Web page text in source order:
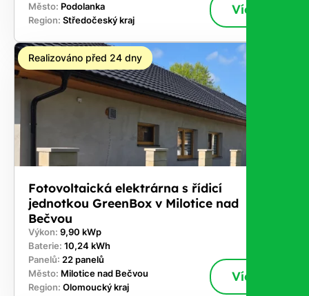
Město: Podolanka
Region: Středočeský kraj
Více
Realizováno před 24 dny
Fotovoltaická elektrárna s řídicí
jednotkou GreenBox v Milotice nad
Bečvou
Výkon: 9,90 kWp
Baterie: 10,24 kWh
Panelů: 22 panelů
Město: Milotice nad Bečvou
Region: Olomoucký kraj
Více